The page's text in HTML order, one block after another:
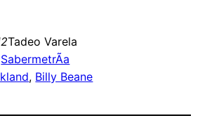
Tadeo Varela
SabermetrÃ­a
, Billy Beane